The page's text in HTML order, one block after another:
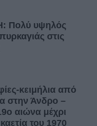
Πολύ υψηλός
στις
κειμήλια από
στην Άνδρο –
αιώνα μέχρι
του 1970